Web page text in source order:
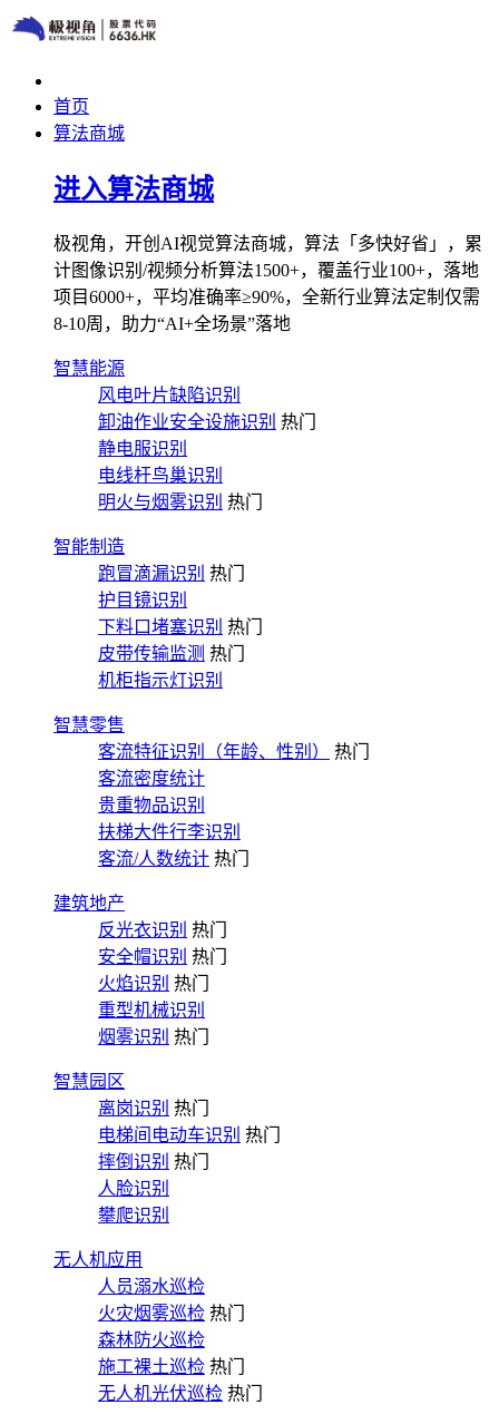
首页
算法商城
进入算法商城
极视角，开创AI视觉算法商城，算法「多快好省」，累
计图像识别/视频分析算法1500+，覆盖行业100+，落地
项目6000+，平均准确率≥90%，全新行业算法定制仅需
8-10周，助力“AI+全场景”落地
智慧能源
风电叶片缺陷识别
卸油作业安全设施识别 热门
静电服识别
电线杆鸟巢识别
明火与烟雾识别 热门
智能制造
跑冒滴漏识别 热门
护目镜识别
下料口堵塞识别 热门
皮带传输监测 热门
机柜指示灯识别
智慧零售
客流特征识别（年龄、性别）
热门
客流密度统计
贵重物品识别
扶梯大件行李识别
客流/人数统计 热门
建筑地产
反光衣识别 热门
安全帽识别 热门
火焰识别 热门
重型机械识别
烟雾识别 热门
智慧园区
离岗识别 热门
电梯间电动车识别 热门
摔倒识别 热门
人脸识别
攀爬识别
无人机应用
人员溺水巡检
火灾烟雾巡检 热门
森林防火巡检
施工裸土巡检 热门
无人机光伏巡检 热门